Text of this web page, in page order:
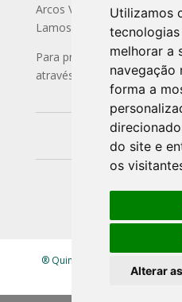
Utilizamos
melhorar a
navegação
forma a
do site e
os
Alterar
Arcos Valdevez nas
Lamosa ao longo do rio por
Para preços e condições
através:
Whatsapp:
Instagram:
quintalamosa/
Mail:
® Quinta Lamosa - Ecoturismo |
Livro de